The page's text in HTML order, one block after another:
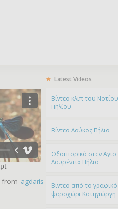
from lagdaris
Latest Videos
Bίντεο κλιπ του Νοτίου
Πηλίου
Βίντεο Λαύκος Πήλιο
Οδοιπορικό στον Αγιο
Λαυρέντιο Πήλιο
Βίντεο από το γραφικό
ψαροχώρι Kατηγιώργη